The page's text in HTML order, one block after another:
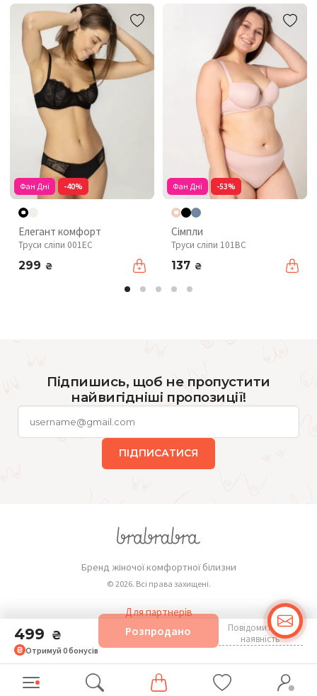
499 ₴
Отримуй 0бонусів
Розпродано
Повідомити про
наявність
Фан Дні -40%
Елегант комфорт
Труси сліпи 001EC
299 ₴
Фан Дні -53%
Сімпли
Труси сліпи 101BC
137 ₴
Підпишись, щоб не пропустити
найвигідніші пропозиції!
ПІДПИСАТИСЯ
Бренд жіночої комфортної білизни
© 2026. Всі права захищені.
Для партнерів
Публічна оферта